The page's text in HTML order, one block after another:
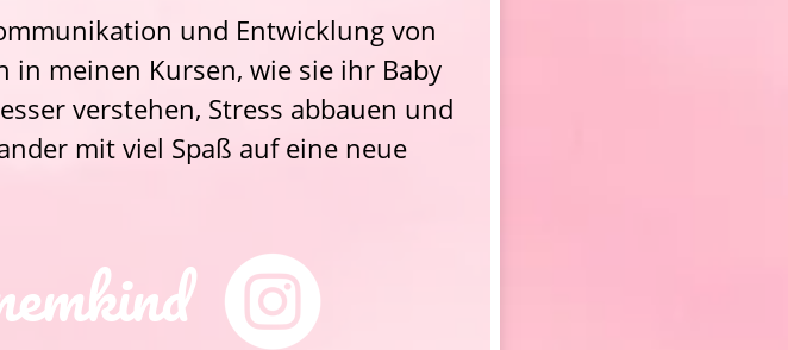
und Entwicklung von
in meinen Kursen, wie sie ihr Baby
verstehen, Stress abbauen und
mit viel Spaß auf eine neue